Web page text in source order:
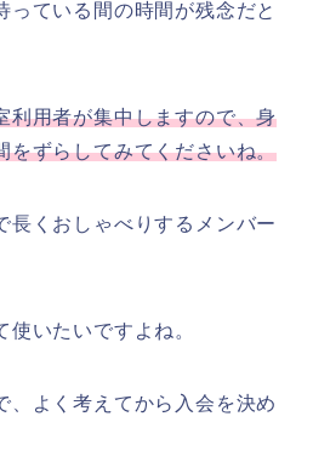
っている間の時間が残念だと
利用者が集中しますので、身
をずらしてみてくださいね。
長くおしゃべりするメンバー
いたいですよね。
、よく考えてから入会を決め